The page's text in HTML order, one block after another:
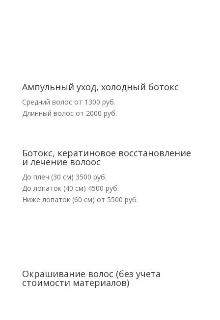
Ампульный уход, холодный ботокс
Средний волос от 1300 руб.
Длинный волос от 2000 руб.
Ботокс, кератиновое восстановление
и лечение волоос
До плеч (30 см) 3500 руб.
До лопаток (40 см) 4500 руб.
Ниже лопаток (60 см) от 5500 руб.
Окрашивание волос (без учета
стоимости материалов)